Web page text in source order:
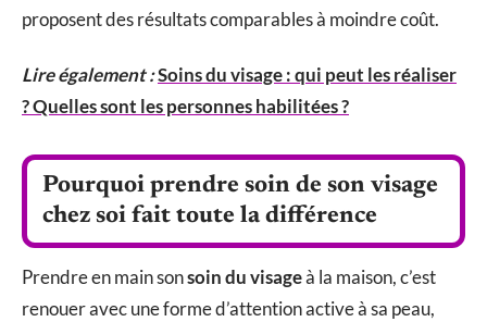
proposent des résultats comparables à moindre coût.
Lire également :Soins du visage : qui peut les réaliser
? Quelles sont les personnes habilitées ?
Pourquoi prendre soin de son visage
chez soi fait toute la différence
Prendre en main sonsoin du visageà la maison, c’est
renouer avec une forme d’attention active à sa peau,